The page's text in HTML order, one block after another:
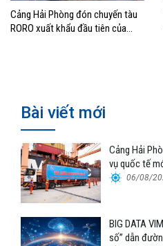
Cảng Hải Phòng đón chuyến tàu
RORO xuất khẩu đầu tiên của
Bài viết mới
Cảng Hải
vụ quốc tế
06/08/
BIG DATA
số” dẫn